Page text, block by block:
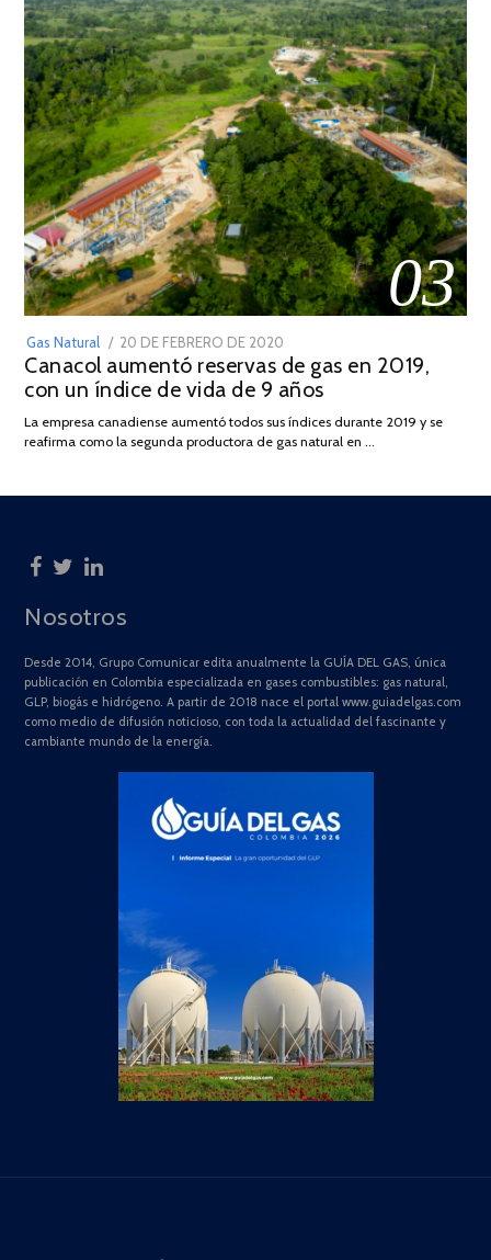
03
Gas Natural
POSTED
ON
20 DE FEBRERO DE 2020
DE
JULIO
2025
Canacol aumentó reservas de gas en 2019,
con un índice de vida de 9 años
La empresa canadiense aumentó todos sus índices durante 2019 y se
reafirma como la segunda productora de gas natural en …
Nosotros
Desde 2014, Grupo Comunicar edita anualmente la GUÍA DEL GAS, única
publicación en Colombia especializada en gases combustibles: gas natural,
GLP, biogás e hidrógeno. A partir de 2018 nace el portal www.guiadelgas.com
como medio de difusión noticioso, con toda la actualidad del fascinante y
cambiante mundo de la energía.